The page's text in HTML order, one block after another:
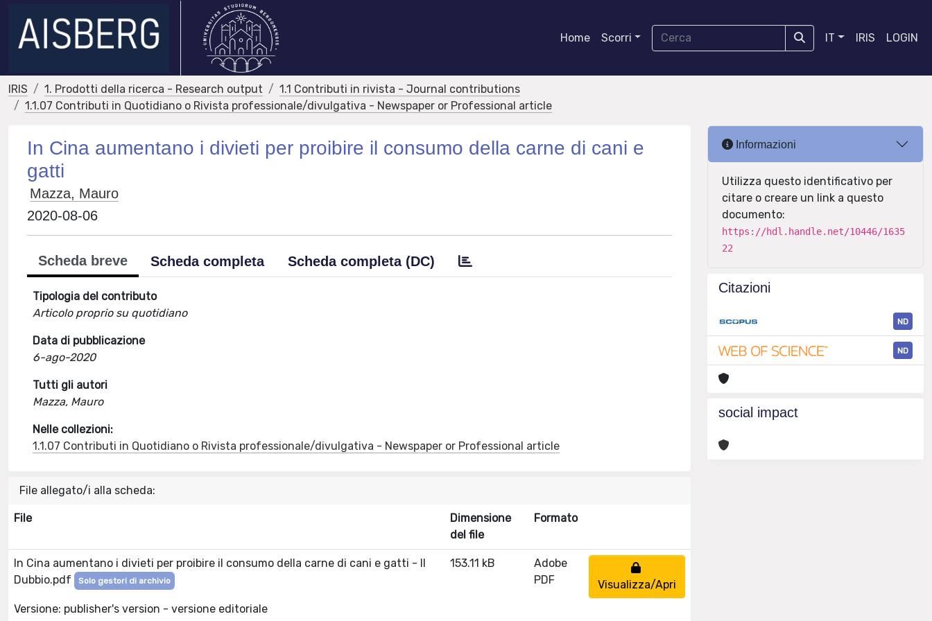
Home Scorri IT IRIS LOGIN
IRIS 1. Prodotti della ricerca - Research output
1.1 Contributi in rivista - Journal contributions
1.1.07 Contributi in Quotidiano o Rivista professionale/divulgativa - Newspaper or Professional article
In Cina aumentano i divieti per proibire il consumo della carne di cani e
gatti
Mazza, Mauro
2020-08-06
Scheda breve Scheda completa Scheda completa (DC)
Tipologia del contributo
Articolo proprio su quotidiano
Data di pubblicazione
6-ago-2020
Tutti gli autori
Mazza, Mauro
Nelle collezioni:
1.1.07 Contributi in Quotidiano o Rivista professionale/divulgativa - Newspaper or Professional article
File allegato/i alla scheda:
File
Dimensione
del file
Formato
In Cina aumentano i divieti per proibire il consumo della carne di cani e gatti - Il
Dubbio.pdf
Solo gestori di archivio
Versione: publisher's version - versione editoriale
153.11 kB
Adobe
PDF
Visualizza/Apri
Informazioni
Utilizza questo identificativo per
citare o creare un link a questo
documento:
https://hdl.handle.net/10446/1635
22
Citazioni
ND
ND
social impact